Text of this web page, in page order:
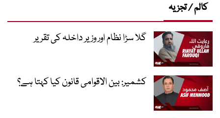
کالم / تجزیہ
گلا سڑا نظام اور وزیر داخلہ کی تقریر
کشمیر: بین الاقوامی قانون کیا کہتا ہے؟